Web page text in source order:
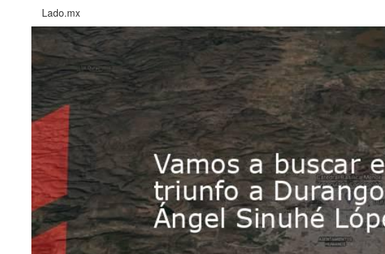
Lado.mx